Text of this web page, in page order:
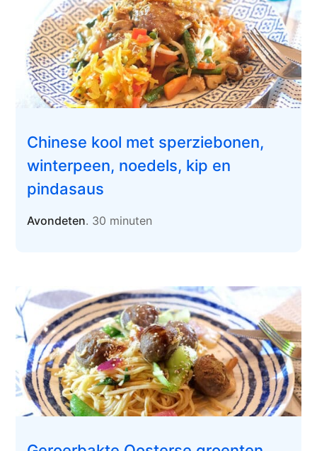
Chinese kool met sperziebonen,
winterpeen, noedels, kip en
pindasaus
Avondeten. 30 minuten